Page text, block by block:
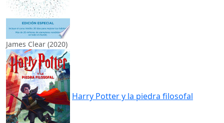
James Clear (2020)
Harry Potter y la piedra filosofal